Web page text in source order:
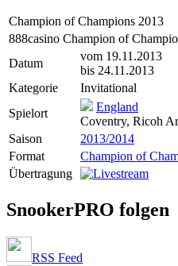
Champion of Champions 2013
888casino Champion of
Datum
vom 19.11.2013
bis 24.11.2013
Kategorie
Invitational
Spielort
England
Coventry, Ricoh
Saison
2013/2014
Format
Champion of
Übertragung
SnookerPRO folgen
RSS Feed